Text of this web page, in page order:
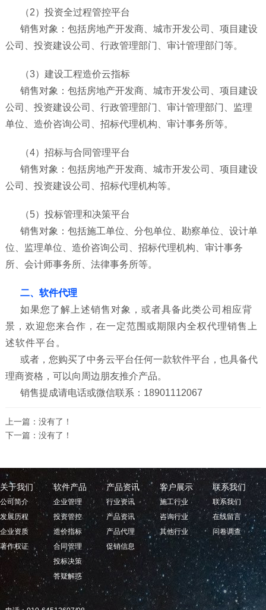
（2）投资全过程管控平台
销售对象：包括房地产开发商、城市开发公司、项目建设
公司、投资建设公司、行政管理部门、审计管理部门等。
（3）建设工程造价云指标
销售对象：包括房地产开发商、城市开发公司、项目建设
公司、投资建设公司、行政管理部门、审计管理部门、监理
单位、造价咨询公司、招标代理机构、审计事务所等。
（4）招标与合同管理平台
销售对象：包括房地产开发商、城市开发公司、项目建设
公司、投资建设公司、招标代理机构等。
（5）投标管理和决策平台
销售对象：包括施工单位、分包单位、勘察单位、设计单
位、监理单位、造价咨询公司、招标代理机构、审计事务
所、会计师事务所、法律事务所等。
二、软件代理
如果您了解上述销售对象，或者具备此类公司相应背
景，欢迎您来合作，在一定范围或期限内全权代理销售上
述软件平台。
或者，您购买了中务云平台任何一款软件平台，也具备代
理商资格，可以向周边朋友推介产品。
销售提成请电话或微信联系：18901112067
上一篇：没有了！
下一篇：没有了！
关于我们
公司简介
发展历程
企业资质
著作权证
软件产品
企业管理
投资管控
造价指标
合同管理
投标决策
答疑解惑
产品资讯
行业资讯
产品资讯
产品代理
促销信息
客户展示
施工行业
咨询行业
其他行业
联系我们
联系我们
在线留言
问卷调查